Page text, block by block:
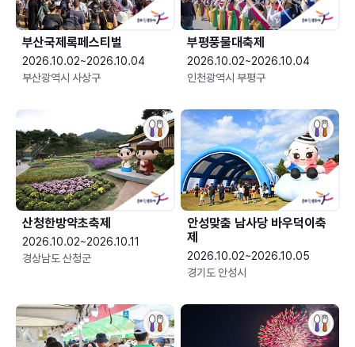
부산국제록페스티벌
2026.10.02~2026.10.04
부산광역시 사상구
부평풍물대축제
2026.10.02~2026.10.04
인천광역시 부평구
산청한방약초축제
2026.10.02~2026.10.11
경상남도 산청군
안성맞춤 남사당 바우덕이축
제
2026.10.02~2026.10.05
경기도 안성시